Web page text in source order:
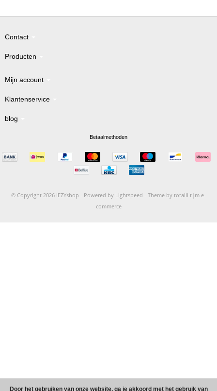
Contact
Producten
Mijn account
Klantenservice
blog
Betaalmethoden
© Copyright 2026 IEZYshop - Powered by Lightspeed - Theme by totalli t|m e-
commerce
Door het gebruiken van onze website, ga je akkoord met het gebruik van